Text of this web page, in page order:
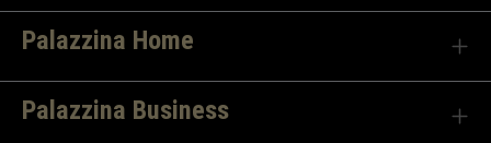
Palazzina Home
Palazzina Business